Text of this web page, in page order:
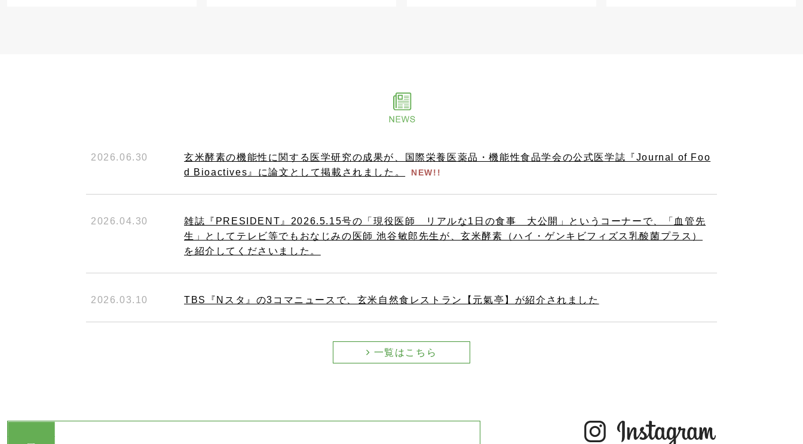
2026.06.30
玄米酵素の機能性に関する医学研究の成果が、国際栄養医薬品・機能性食品学会の公式医学誌『Journal of Foo
d Bioactives』に論文として掲載されました。
NEW!!
2026.04.30
雑誌『PRESIDENT』2026.5.15号の「現役医師 リアルな1日の食事 大公開」というコーナーで、「血管先
生」としてテレビ等でもおなじみの医師 池谷敏郎先生が、玄米酵素（ハイ・ゲンキビフィズス乳酸菌プラス）
を紹介してくださいました。
2026.03.10 TBS『Nスタ』の3コマニュースで、玄米自然食レストラン【元氣亭】が紹介されました
一覧はこちら